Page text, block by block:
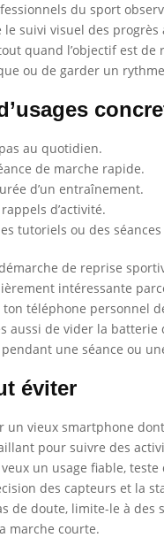
du sport
suivi visuel des progrès
quand l’objectif est de
ou de garder un
au quotidien.
de marche rapide.
d’un entraînement.
d’activité.
tutoriels ou des
de reprise
intéressante
téléphone personnel
aussi de vider la batterie
une séance ou
éviter
un vieux smartphone dont
pour suivre des
un usage fiable, teste
des capteurs et la
de doute, limite-le à des
marche courte.